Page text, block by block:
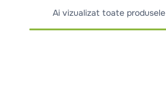
Ai vizualizat toate produsele